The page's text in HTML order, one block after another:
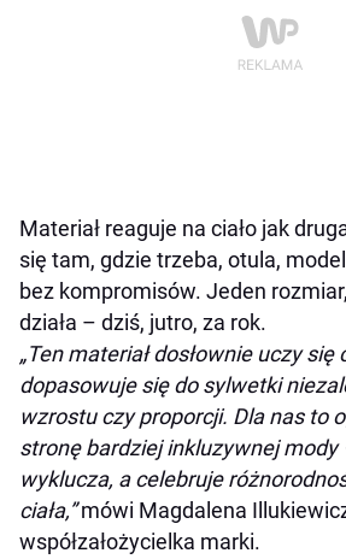
Materiał reaguje na ciało jak
się tam, gdzie trzeba, otula,
bez kompromisów. Jeden
działa – dziś, jutro, za rok.
„Ten materiał dosłownie uczy się
dopasowuje się do sylwetki
wzrostu czy proporcji. Dla nas to
stronę bardziej inkluzywnej mody
wyklucza, a celebruje
ciała,”mówi Magdalena
współzałożycielka marki.